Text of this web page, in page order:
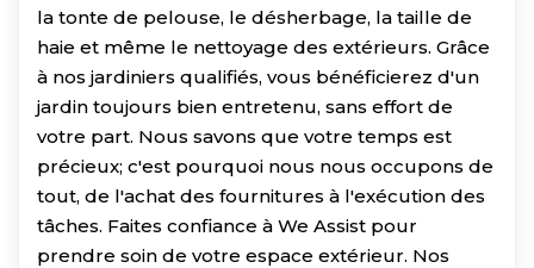
la tonte de pelouse, le désherbage, la taille de
haie et même le nettoyage des extérieurs. Grâce
à nos jardiniers qualifiés, vous bénéficierez d'un
jardin toujours bien entretenu, sans effort de
votre part. Nous savons que votre temps est
précieux; c'est pourquoi nous nous occupons de
tout, de l'achat des fournitures à l'exécution des
tâches. Faites confiance à We Assist pour
prendre soin de votre espace extérieur. Nos